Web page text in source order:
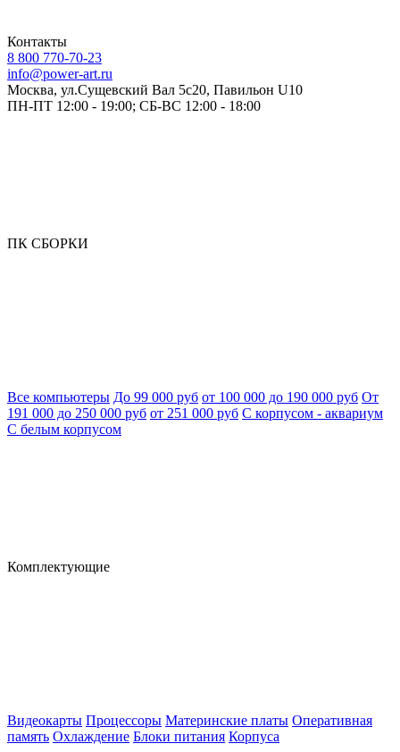
Контакты
8 800 770-70-23
info@power-art.ru
Москва, ул.Сущевский Вал 5с20, Павильон U10
ПН-ПТ 12:00 - 19:00; СБ-ВС 12:00 - 18:00
ПК СБОРКИ
Все компьютеры До 99 000 руб от 100 000 до 190 000 руб От
191 000 до 250 000 руб от 251 000 руб С корпусом - аквариум
С белым корпусом
Комплектующие
Видеокарты Процессоры Материнские платы Оперативная
память Охлаждение Блоки питания Корпуса